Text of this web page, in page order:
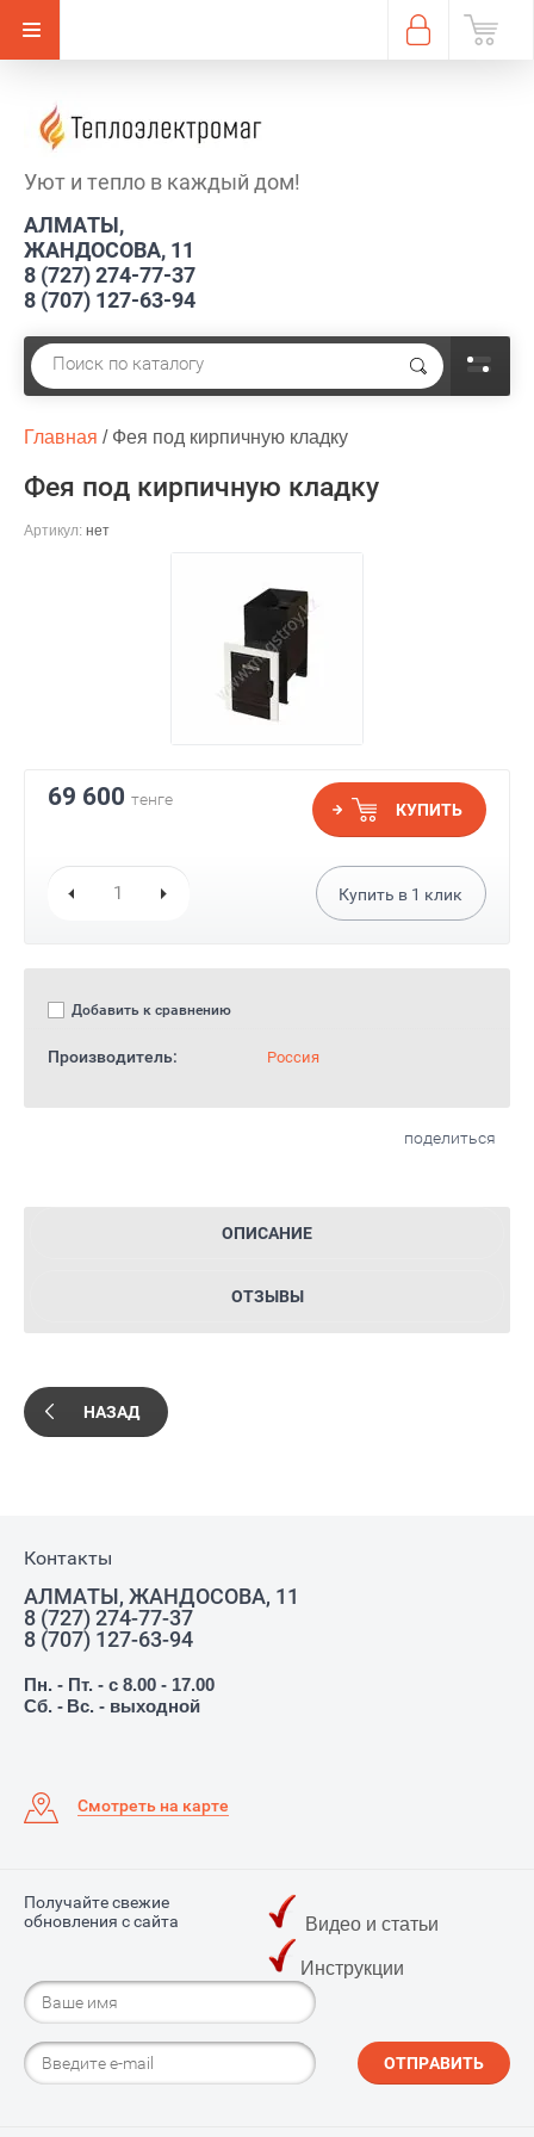
Уют и тепло в каждый дом!
АЛМАТЫ,
ЖАНДОСОВА, 11
8 (727) 274-77-37
8 (707) 127-63-94
Главная / Фея под кирпичную кладку
Фея под кирпичную кладку
Артикул: нет
69 600 тенге
КУПИТЬ
Купить в 1 клик
Добавить к сравнению
Производитель: Россия
поделиться
ОПИСАНИЕ
ОТЗЫВЫ
НАЗАД
Контакты
АЛМАТЫ, ЖАНДОСОВА, 11
8 (727) 274-77-37
8 (707) 127-63-94
Пн. - Пт. - с 8.00 - 17.00
Сб. - Вс. - выходной
Смотреть на карте
Получайте свежие
обновления с сайта
Видео и статьи
Инструкции
ОТПРАВИТЬ